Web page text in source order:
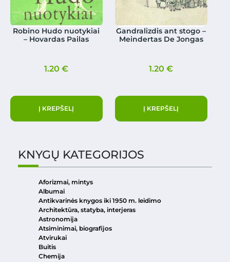
Robino Hudo nuotykiai
– Hovardas Pailas
1.20€
Į KREPŠELĮ
Gandralizdis ant stogo –
Meindertas De Jongas
1.20€
Į KREPŠELĮ
KNYGŲ KATEGORIJOS
Aforizmai, mintys
Albumai
Antikvarinės knygos iki 1950 m. leidimo
Architektūra, statyba, interjeras
Astronomija
Atsiminimai, biografijos
Atvirukai
Buitis
Chemija